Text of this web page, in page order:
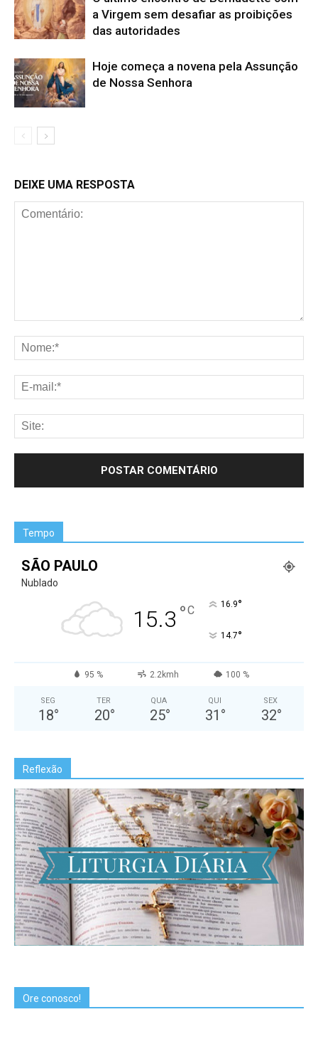
a Virgem sem desafiar as proibições
das autoridades
Hoje começa a novena pela Assunção
de Nossa Senhora
DEIXE UMA RESPOSTA
Tempo
SÃO PAULO
Nublado
15.3 °C 16.9°
14.7°
95 % 2.2kmh 100 %
SEG
18°
TER
20°
QUA
25°
QUI
31 °
SEX
32°
Reflexão
Ore conosco!